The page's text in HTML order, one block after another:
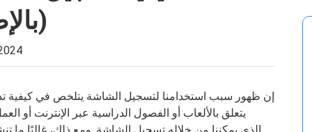
(بالإضافة إلى أفضل بديل)
إن ظهور سبب استخدامنا لتسجيل الشاشة يتلخص في كيفية
يتعلق بالألعاب أو الفصول الدراسية عبر الإنترنت أو